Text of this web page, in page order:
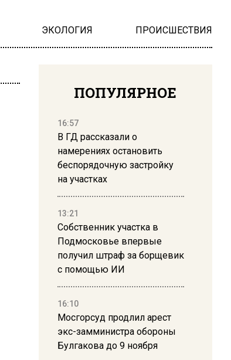
ЭКОЛОГИЯ ПРОИСШЕСТВИЯ
ПОПУЛЯРНОЕ
16:57
В ГД рассказали о
намерениях остановить
беспорядочную застройку
на участках
13:21
Собственник участка в
Подмосковье впервые
получил штраф за борщевик
с помощью ИИ
16:10
Мосгорсуд продлил арест
экс-замминистра обороны
Булгакова до 9 ноября